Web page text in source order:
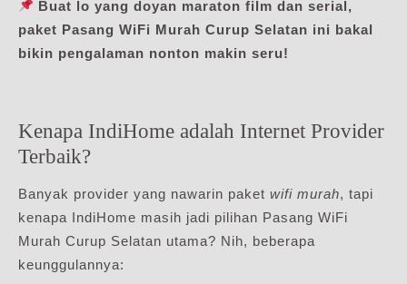
Buat lo yang doyan maraton film dan serial,
paket Pasang WiFi Murah Curup Selatan ini bakal
bikin pengalaman nonton makin seru!
Kenapa IndiHome adalah Internet Provider
Terbaik?
Banyak provider yang nawarin paket wifi murah, tapi
kenapa IndiHome masih jadi pilihan Pasang WiFi
Murah Curup Selatan utama? Nih, beberapa
keunggulannya: